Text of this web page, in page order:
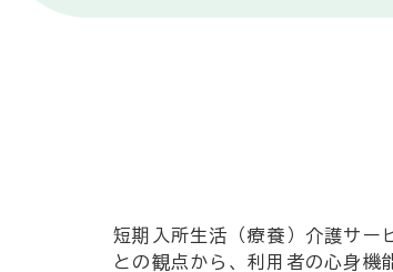
短期入所生活（療養）介護サー
との観点から、利用者の心身機